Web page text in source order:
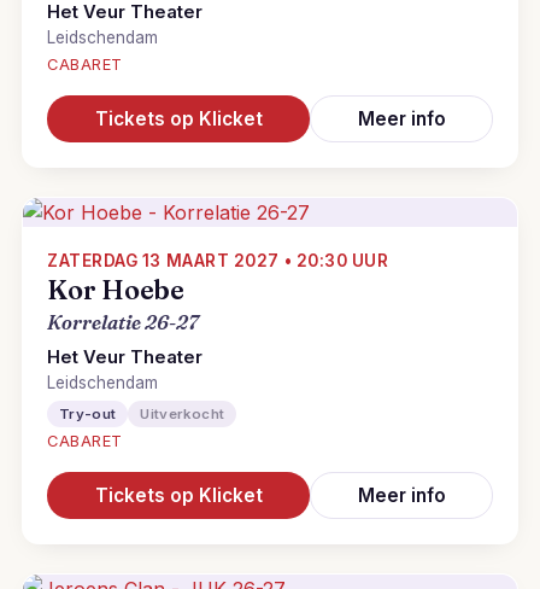
Het Veur Theater
Leidschendam
CABARET
Tickets op Klicket Meer info
ZATERDAG 13 MAART 2027 • 20:30 UUR
Kor Hoebe
Korrelatie 26-27
Het Veur Theater
Leidschendam
Try-out Uitverkocht
CABARET
Tickets op Klicket Meer info